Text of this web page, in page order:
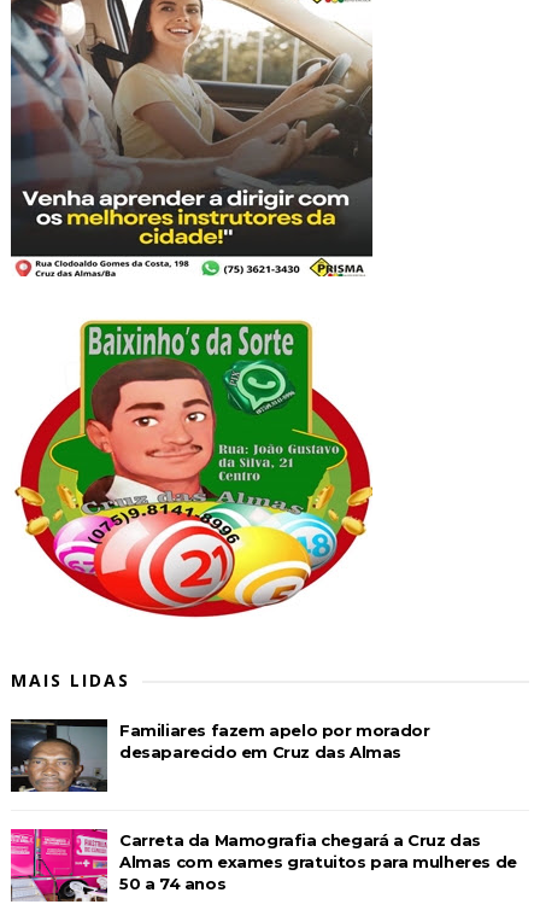
MAIS LIDAS
Familiares fazem apelo por morador
desaparecido em Cruz das Almas
Carreta da Mamografia chegará a Cruz das
Almas com exames gratuitos para mulheres de
50 a 74 anos